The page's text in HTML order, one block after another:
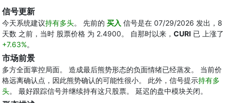
信号更新
今天系统建议持有多头。 先前的 买入 信号是在 07/29/2026 发出，8
天数 之前，当时 股票价格 为 2.4900。 自那时以来， CURI 已 上涨了
+7.63%。
市场前景
多方全面掌控局面。 造成最后熊势形态的负面情绪已经蒸发。 当前价
格远离确认点，因此熊势确认的可能性很小。 此外，信号提示持有多
头。 最好跟踪信号并继续持有这只股票。 延迟的盘中模块关闭。